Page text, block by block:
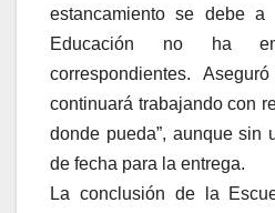
estancamiento se debe
Educación no ha
correspondientes.
continuará trabajando con
donde pueda”, aunque sin
de fecha para la entrega.
La conclusión de la